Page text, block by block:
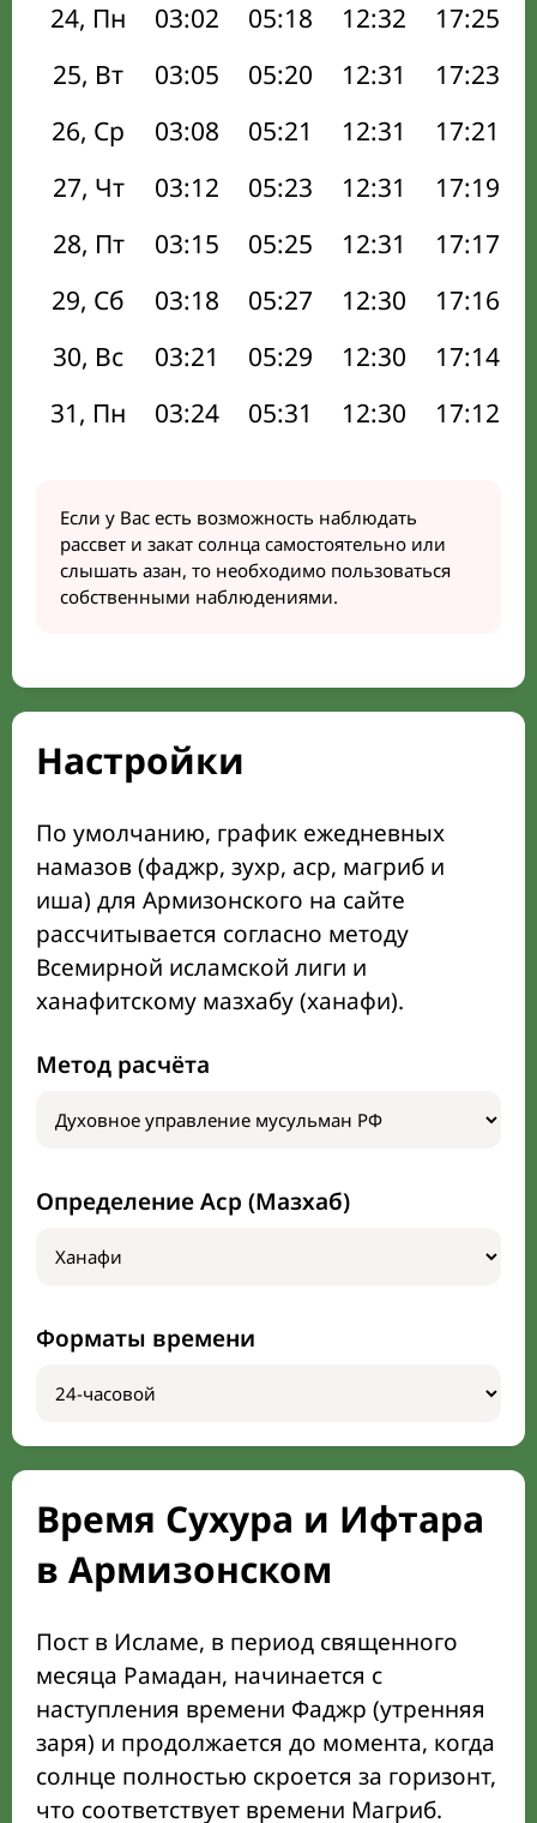
24, Пн
03:02 05:18 12:32 17:25
25, Вт
03:05 05:20 12:31 17:23
26, Ср
03:08 05:21 12:31 17:21
27, Чт
03:12 05:23 12:31 17:19
28, Пт
03:15 05:25 12:31 17:17
29, Сб
03:18 05:27 12:30 17:16
30, Вс
03:21 05:29 12:30 17:14
31, Пн
03:24 05:31 12:30 17:12
Если у Вас есть возможность наблюдать
рассвет и закат солнца самостоятельно или
слышать азан, то необходимо пользоваться
собственными наблюдениями.
Настройки
По умолчанию, график ежедневных
намазов (фаджр, зухр, аср, магриб и
иша) для Армизонского на сайте
рассчитывается согласно методу
Всемирной исламской лиги и
ханафитскому мазхабу (ханафи).
Метод расчёта
Определение Аср (Мазхаб)
Форматы времени
Время Сухура и Ифтара
в Армизонском
Пост в Исламе, в период священного
месяца Рамадан, начинается с
наступления времени Фаджр (утренняя
заря) и продолжается до момента, когда
солнце полностью скроется за горизонт,
что соответствует времени Магриб.